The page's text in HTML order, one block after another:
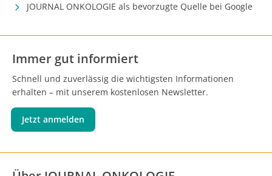
JOURNAL ONKOLOGIE als bevorzugte Quelle bei Google
Immer gut informiert
Schnell und zuverlässig die wichtigsten Informationen
erhalten – mit unserem kostenlosen Newsletter.
Jetzt anmelden